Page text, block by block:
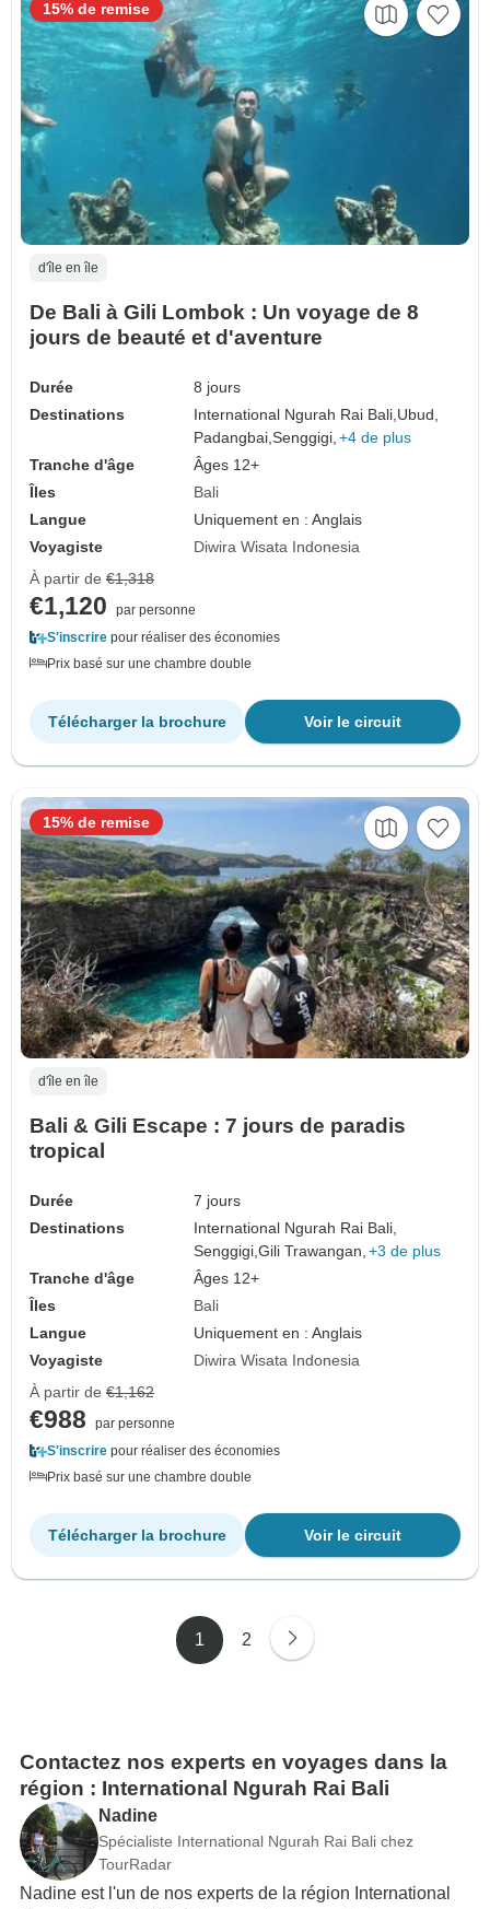
d'île en île
De Bali à Gili Lombok : Un voyage de 8
jours de beauté et d'aventure
Durée
8 jours
Destinations
International Ngurah Rai Bali, Ubud,
Padangbai,Senggigi, +4 de plus
Tranche d'âge
Âges 12+
Îles
Bali
Langue
Uniquement en : Anglais
Voyagiste
Diwira Wisata Indonesia
15% de remise
À partir de €1,318
€1,120
par personne
S'inscrire pour réaliser des économies
Prix basé sur une chambre double
Voir le circuit
Télécharger la brochure
d'île en île
Bali & Gili Escape : 7 jours de paradis
tropical
Durée
7 jours
Destinations
International Ngurah Rai Bali,
Senggigi,Gili Trawangan, +3 de plus
Tranche d'âge
Âges 12+
Îles
Bali
Langue
Uniquement en : Anglais
Voyagiste
Diwira Wisata Indonesia
15% de remise
À partir de €1,162
€988
par personne
S'inscrire pour réaliser des économies
Prix basé sur une chambre double
Voir le circuit
Télécharger la brochure
1 2
Contactez nos experts en voyages dans la
région : International Ngurah Rai Bali
Nadine
Spécialiste International Ngurah Rai Bali chez
TourRadar
Nadine est l'un de nos experts de la région International